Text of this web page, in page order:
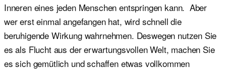
Inneren eines jeden Menschen entspringen kann. Aber
wer erst einmal angefangen hat, wird schnell die
beruhigende Wirkung wahrnehmen. Deswegen nutzen Sie
es als Flucht aus der erwartungsvollen Welt, machen Sie
es sich gemütlich und schaffen etwas vollkommen